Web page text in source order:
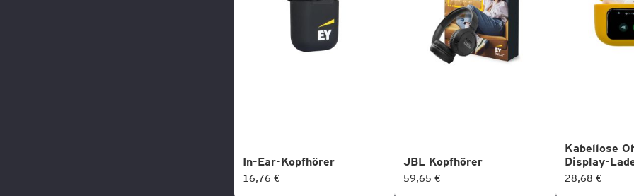
In-Ear-Kopfhörer
16,76 €
JBL Kopfhörer
59,65 €
Kabellose
Display-
28,68 €